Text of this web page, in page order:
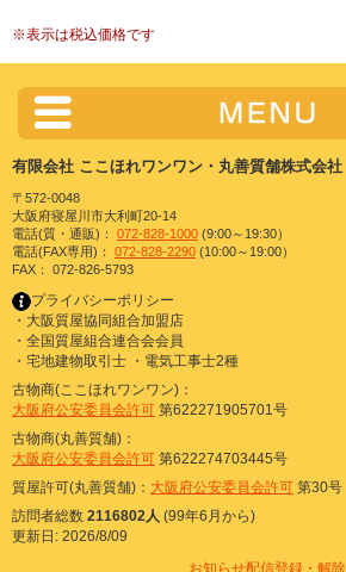
※表示は税込価格です
有限会社 ここほれワンワン・丸善質舗株式会社
〒572-0048
大阪府寝屋川市大利町20-14
電話(質・通販)： 072-828-1000 (9:00～19:30）
電話(FAX専用)： 072-828-2290 (10:00～19:00）
FAX： 072-826-5793
プライバシーポリシー
・大阪質屋協同組合加盟店
・全国質屋組合連合会会員
・宅地建物取引士 ・電気工事士2種
古物商(ここほれワンワン)：
大阪府公安委員会許可 第622271905701号
古物商(丸善質舗)：
大阪府公安委員会許可 第622274703445号
質屋許可(丸善質舗)： 大阪府公安委員会許可 第30号
訪問者総数 2116802人 (99年6月から)
更新日: 2026/8/09
お知らせ配信登録・解除